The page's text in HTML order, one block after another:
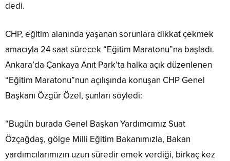
dedi.
CHP, eğitim alanında yaşanan sorunlara dikkat çekmek
amacıyla 24 saat sürecek “Eğitim Maratonu”na başladı.
Ankara’da Çankaya Anıt Park’ta halka açık düzenlenen
“Eğitim Maratonu”nun açılışında konuşan CHP Genel
Başkanı Özgür Özel, şunları söyledi:
“Bugün burada Genel Başkan Yardımcımız Suat
Özçağdaş, gölge Milli Eğitim Bakanımızla, Bakan
yardımcılarımızın uzun süredir emek verdiği, birkaç kez